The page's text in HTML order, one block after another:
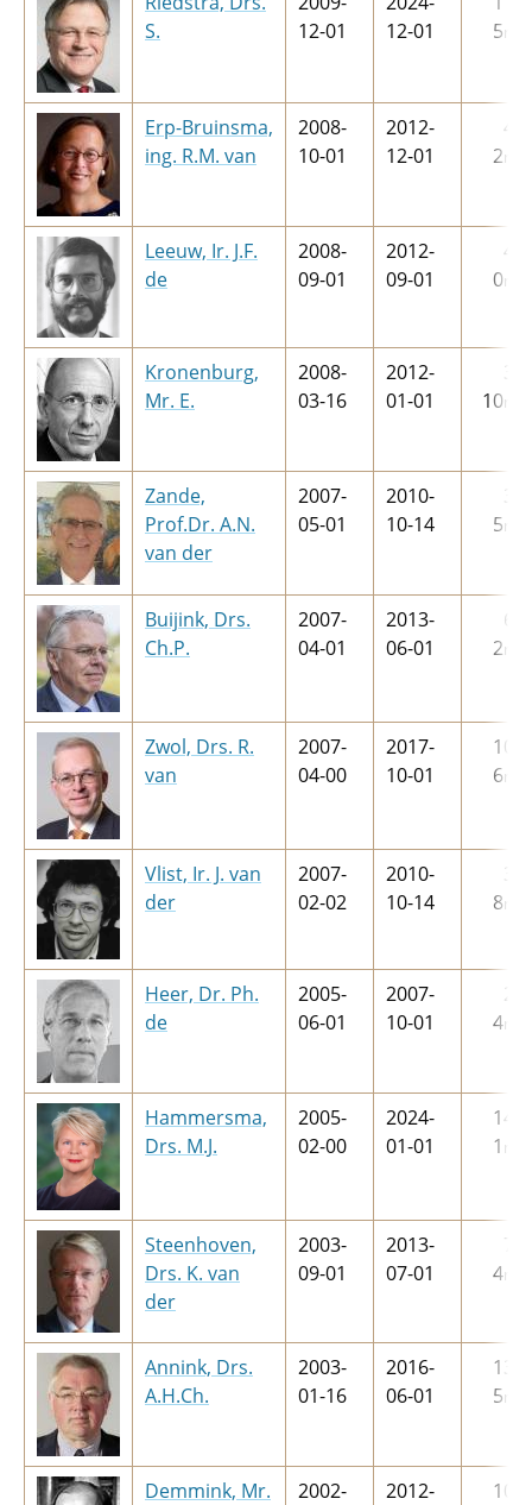
S.
12-01
12-01
5m
Erp-Bruinsma,
ing. R.M. van
2008-
10-01
2012-
12-01
4
2m
Leeuw, Ir. J.F.
de
2008-
09-01
2012-
09-01
4
0m
Kronenburg,
Mr. E.
2008-
03-16
2012-
01-01
3
10m
Zande,
Prof.Dr. A.N.
van der
2007-
05-01
2010-
10-14
3
5m
Buijink, Drs.
Ch.P.
2007-
04-01
2013-
06-01
6
2m
Zwol, Drs. R.
van
2007-
04-00
2017-
10-01
10
6m
Vlist, Ir. J. van
der
2007-
02-02
2010-
10-14
3
8m
Heer, Dr. Ph.
de
2005-
06-01
2007-
10-01
2
4m
Hammersma,
Drs. M.J.
2005-
02-00
2024-
01-01
14
1 m
Steenhoven,
Drs. K. van
der
2003-
09-01
2013-
07-01
7
4m
Annink, Drs.
A.H.Ch.
2003-
01-16
2016-
06-01
13
5m
Demmink, Mr.
2002-
2012-
10